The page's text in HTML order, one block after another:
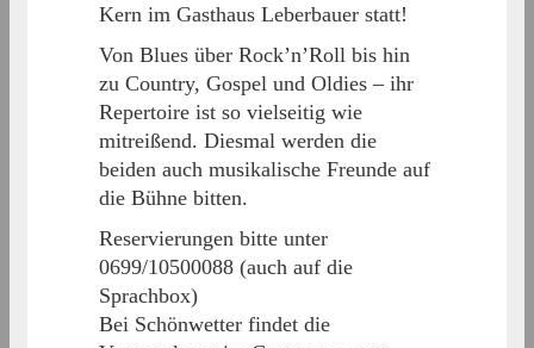
Kern im Gasthaus Leberbauer statt!
Von Blues über Rock’n’Roll bis hin
zu Country, Gospel und Oldies – ihr
Repertoire ist so vielseitig wie
mitreißend. Diesmal werden die
beiden auch musikalische Freunde auf
die Bühne bitten.
Reservierungen bitte unter
0699/10500088 (auch auf die
Sprachbox)
Bei Schönwetter findet die